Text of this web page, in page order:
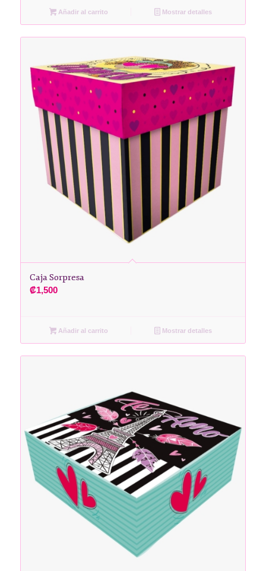
Añadir al carrito Mostrar detalles
Caja Sorpresa
₡1,500
Añadir al carrito Mostrar detalles